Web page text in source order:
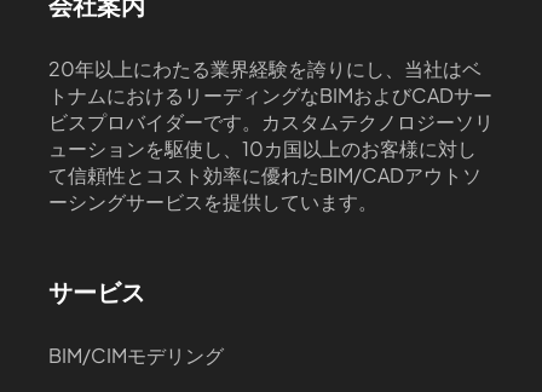
20年以上にわたる業界経験を誇りにし、当社はベ
トナムにおけるリーディングなBIMおよびCADサー
ビスプロバイダーです。カスタムテクノロジーソリ
ューションを駆使し、10カ国以上のお客様に対し
て信頼性とコスト効率に優れたBIM/CADアウトソ
ーシングサービスを提供しています。
サービス
BIM/CIMモデリング